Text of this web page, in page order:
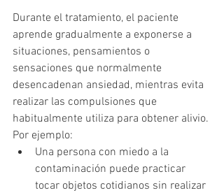
Durante el tratamiento, el paciente
aprende gradualmente a exponerse a
situaciones, pensamientos o
sensaciones que normalmente
desencadenan ansiedad, mientras evita
realizar las compulsiones que
habitualmente utiliza para obtener alivio.
Por ejemplo:
Una persona con miedo a la
contaminación puede practicar
tocar objetos cotidianos sin realizar